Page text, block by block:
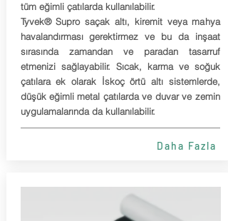
tüm eğimli çatılarda kullanılabilir.
Tyvek® Supro saçak altı, kiremit veya mahya
havalandırması gerektirmez ve bu da inşaat
sırasında zamandan ve paradan tasarruf
etmenizi sağlayabilir. Sıcak, karma ve soğuk
çatılara ek olarak İskoç örtü altı sistemlerde,
düşük eğimli metal çatılarda ve duvar ve zemin
uygulamalarında da kullanılabilir.
Daha Fazla